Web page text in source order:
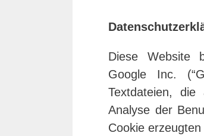
Diese Website
Google Inc.
Textdateien,
Analyse der
Cookie